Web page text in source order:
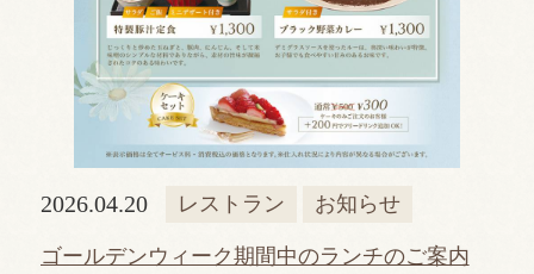
2026.04.20 レストラン お知らせ
ゴールデンウィーク期間中のランチのご案内